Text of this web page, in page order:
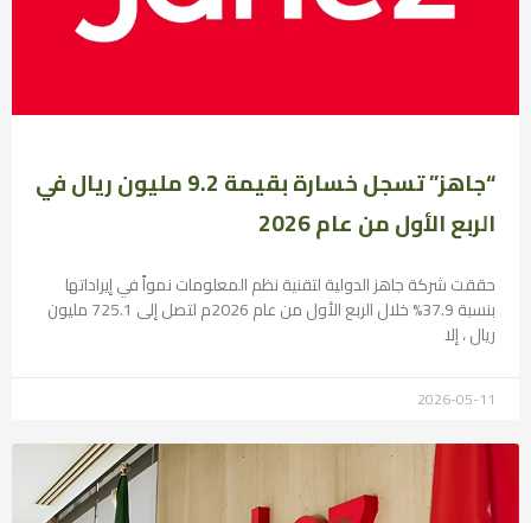
“جاهز” تسجل خسارة بقيمة 9.2 مليون ريال في
الربع الأول من عام 2026
حققت شركة جاهز الدولية لتقنية نظم المعلومات نمواً في إيراداتها
بنسبة 37.9% خلال الربع الأول من عام 2026م لتصل إلى 725.1 مليون
ريال ، إلا
2026-05-11